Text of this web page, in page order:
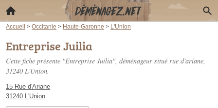
Accueil > Occitanie > Haute-Garonne > L'Union
Entreprise Juilia
Cette fiche présente "Entreprise Juilia", déménageur situé rue d'ariane,
31240 L'Union.
15 Rue d'Ariane
31240 L'Union